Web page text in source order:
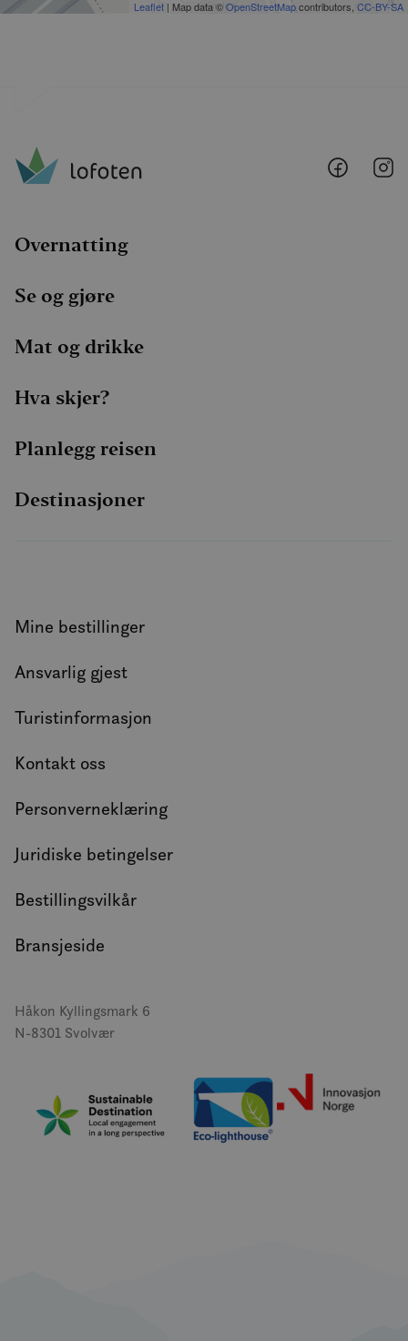
Leaflet | Map data ©OpenStreetMapcontributors, CC-BY-SA
Lofoten
@
Overnatting
Se og gjøre
Mat og drikke
Hva skjer?
Planlegg reisen
Destinasjoner
Mine bestillinger
Ansvarlig gjest
Turistinformasjon
Kontakt oss
Personverneklæring
Juridiske betingelser
Bestillingsvilkår
Bransjeside
Håkon Kyllingsmark 6
N-8301 Svolvær